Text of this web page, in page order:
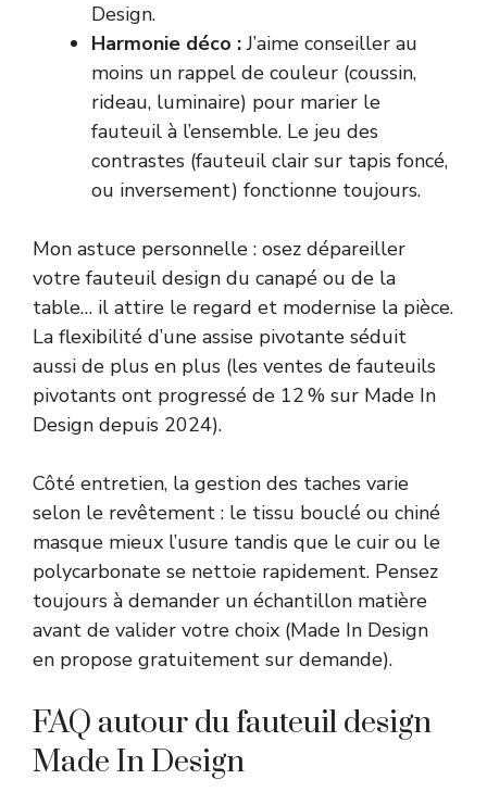
Design.
Harmonie déco :J’aime conseiller au
moins un rappel de couleur (coussin,
rideau, luminaire) pour marier le
fauteuil à l’ensemble. Le jeu des
contrastes (fauteuil clair sur tapis foncé,
ou inversement) fonctionne toujours.
Mon astuce personnelle : osez dépareiller
votre fauteuil design du canapé ou de la
table… il attire le regard et modernise la pièce.
La flexibilité d’une assise pivotante séduit
aussi de plus en plus (les ventes de fauteuils
pivotants ont progressé de 12 % sur Made In
Design depuis 2024).
Côté entretien, la gestion des taches varie
selon le revêtement : le tissu bouclé ou chiné
masque mieux l’usure tandis que le cuir ou le
polycarbonate se nettoie rapidement. Pensez
toujours à demander un échantillon matière
avant de valider votre choix (Made In Design
en propose gratuitement sur demande).
FAQ autour du fauteuil design
Made In Design